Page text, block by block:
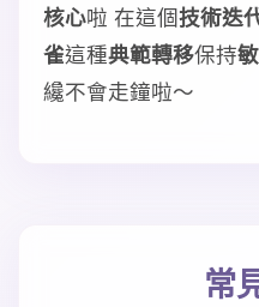
核心啦 在這個技術迭
雀這種典範轉移保持
纔不會走鐘啦～
常